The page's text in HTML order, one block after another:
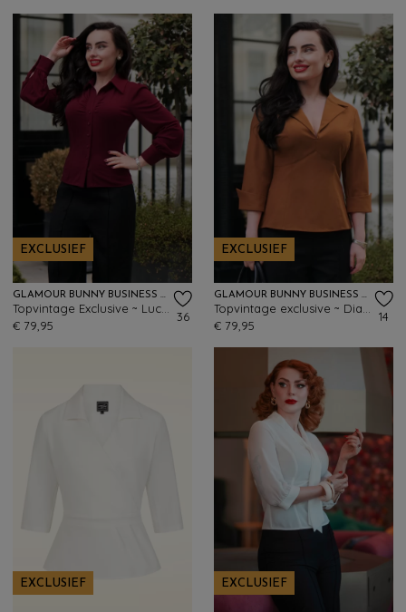
EXCLUSIEF
GLAMOUR BUNNY BUSINESS BABE
€ 79,95
36
EXCLUSIEF
GLAMOUR BUNNY BUSINESS BABE
€ 79,95
14
EXCLUSIEF EXCLUSIEF